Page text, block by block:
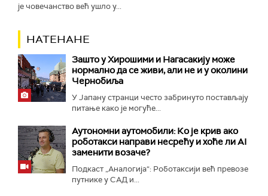
је човечанство већ ушло у...
НАТЕНАНЕ
Зашто у Хирошими и Нагасакију може
нормално да се живи, али не и у околини
Чернобиља
У Јапану странци често забринуто постављају
питање како је могуће...
Аутономни аутомобили: Ко је крив ако
роботакси направи несрећу и хоће ли AI
заменити возаче?
Подкаст „Аналогија“: Роботаксији већ превозе
путнике у САД и...